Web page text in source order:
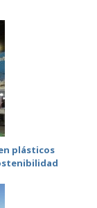
plásticos